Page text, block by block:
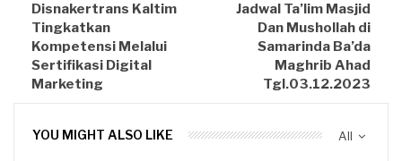
Disnakertrans Kaltim
Tingkatkan
Kompetensi Melalui
Sertifikasi Digital
Marketing
Jadwal Ta’lim Masjid
Dan Mushollah di
Samarinda Ba’da
Maghrib Ahad
Tgl.03.12.2023
All
YOU MIGHT ALSO LIKE